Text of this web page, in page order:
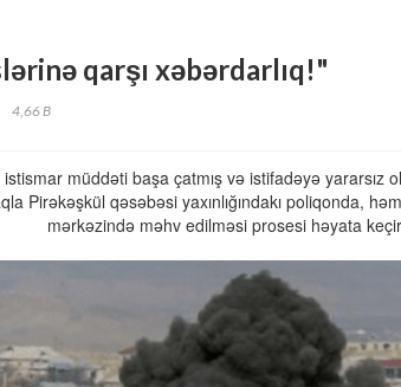
qarşı xəbərdarlıq!"
4,66 B
müddəti başa çatmış və istifadəyə yararsız
Pirəkəşkül qəsəbəsi yaxınlığındakı poliqonda,
mərkəzində məhv edilməsi prosesi həyata